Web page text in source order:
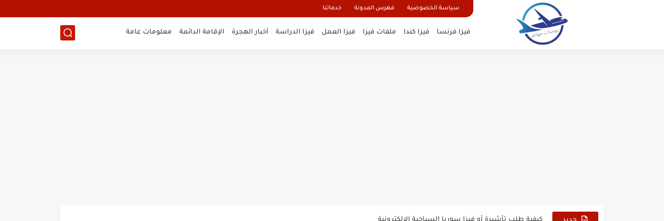
سياسة الخصوصية فهرس المدونة خدماتنا
فيزا فرنسا فيزا كندا ملفات فيزا فيزا العمل فيزا الدراسة أخبار الهجرة الإقامة الدائمة معلومات عامة